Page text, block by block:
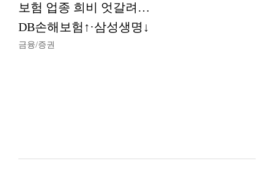
보험 업종 희비 엇갈려…
DB손해보험↑·삼성생명↓
금융/증권